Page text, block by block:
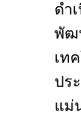
ดำ
พัฒ
เ
ปร
แม่